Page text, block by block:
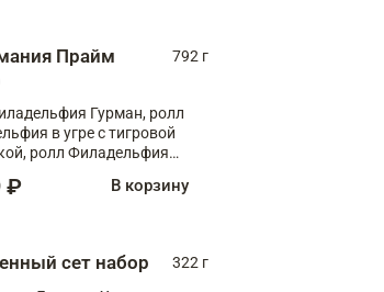
Прайм
792 г
Гурман, ролл
в угре с тигровой
ролл Филадельфия
₽ В корзину
сет набор
322 г